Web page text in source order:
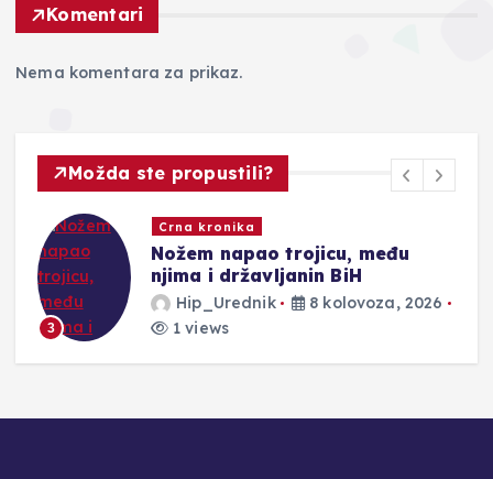
Komentari
Nema komentara za prikaz.
Možda ste propustili?
3
Crna kronika
Nožem napao trojicu, među
njima i državljanin BiH
Hip_Urednik
8 kolovoza, 2026
1 views